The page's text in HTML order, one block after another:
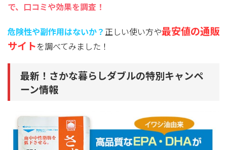
で、口コミや効果を調査！
危険性や副作用はないか？ 正しい使い方や最安値の通販
サイトを調べてみました！
最新！さかな暮らしダブルの特別キャンペ
ーン情報